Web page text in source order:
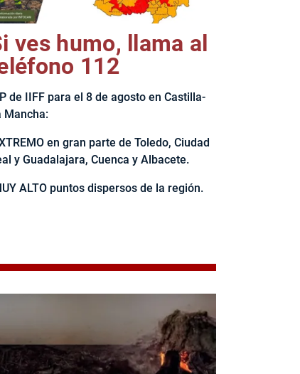
ves humo, llama al
112
de IIFF para el 8 de agosto en Castilla-
Mancha:
en gran parte de Toledo, Ciudad
y Guadalajara, Cuenca y Albacete.
ALTO puntos dispersos de la región.